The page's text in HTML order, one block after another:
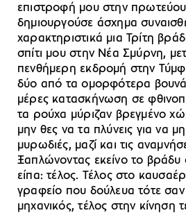
επιστροφή μου στην
δημιουργούσε άσχημα
χαρακτηριστικά μια Τρίτη
σπίτι μου στην Νέα Σμύρνη,
πενθήμερη εκδρομή στην
δύο από τα ομορφότερα
μέρες κατασκήνωση σε
τα ρούχα μύριζαν βρεγμένο
μην θες να τα πλύνεις για να
μυρωδιές, μαζί και τις
Ξαπλώνοντας εκείνο το βράδυ
είπα: τέλος. Τέλος στο
γραφείο που δούλευα τότε σαν
μηχανικός, τέλος στην κίνηση